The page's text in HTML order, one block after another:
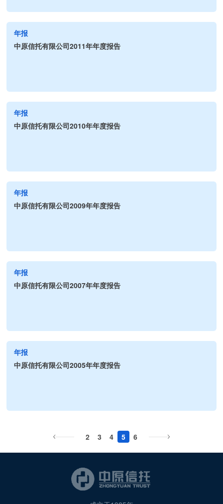
年报
中原信托有限公司2011年年度报告
年报
中原信托有限公司2010年年度报告
年报
中原信托有限公司2009年年度报告
年报
中原信托有限公司2007年年度报告
年报
中原信托有限公司2005年年度报告
2 3 4 5 6